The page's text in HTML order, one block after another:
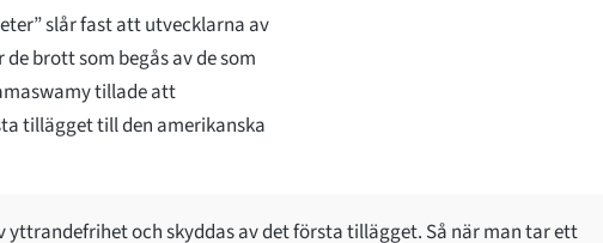
slår fast att utvecklarna av
brott som begås av de som
tillade att
tillägget till den amerikanska
yttrandefrihet och skyddas av det första tillägget. Så när man tar ett